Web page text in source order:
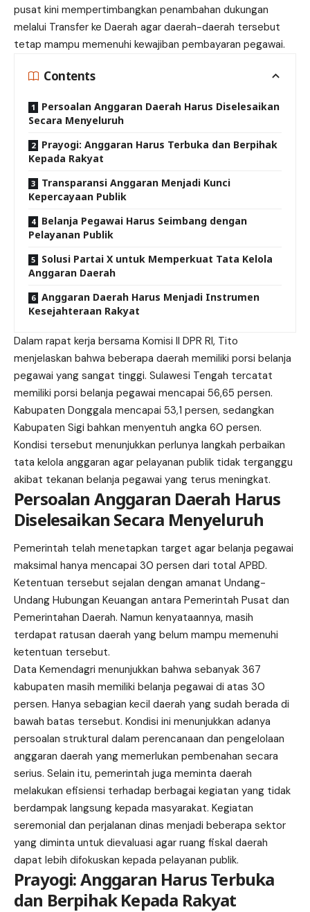
pusat kini mempertimbangkan penambahan dukungan
melalui Transfer ke Daerah agar daerah-daerah tersebut
tetap mampu memenuhi kewajiban pembayaran pegawai.
Contents
Persoalan Anggaran Daerah Harus Diselesaikan
Secara Menyeluruh
Prayogi: Anggaran Harus Terbuka dan Berpihak
Kepada Rakyat
Transparansi Anggaran Menjadi Kunci
Kepercayaan Publik
Belanja Pegawai Harus Seimbang dengan
Pelayanan Publik
Solusi Partai X untuk Memperkuat Tata Kelola
Anggaran Daerah
Anggaran Daerah Harus Menjadi Instrumen
Kesejahteraan Rakyat
Dalam rapat kerja bersama Komisi II DPR RI, Tito
menjelaskan bahwa beberapa daerah memiliki porsi belanja
pegawai yang sangat tinggi. Sulawesi Tengah tercatat
memiliki porsi belanja pegawai mencapai 56,65 persen.
Kabupaten Donggala mencapai 53,1 persen, sedangkan
Kabupaten Sigi bahkan menyentuh angka 60 persen.
Kondisi tersebut menunjukkan perlunya langkah perbaikan
tata kelola anggaran agar pelayanan publik tidak terganggu
akibat tekanan belanja pegawai yang terus meningkat.
Persoalan Anggaran Daerah Harus
Diselesaikan Secara Menyeluruh
Pemerintah telah menetapkan target agar belanja pegawai
maksimal hanya mencapai 30 persen dari total APBD.
Ketentuan tersebut sejalan dengan amanat Undang-
Undang Hubungan Keuangan antara Pemerintah Pusat dan
Pemerintahan Daerah. Namun kenyataannya, masih
terdapat ratusan daerah yang belum mampu memenuhi
ketentuan tersebut.
Data Kemendagri menunjukkan bahwa sebanyak 367
kabupaten masih memiliki belanja pegawai di atas 30
persen. Hanya sebagian kecil daerah yang sudah berada di
bawah batas tersebut. Kondisi ini menunjukkan adanya
persoalan struktural dalam perencanaan dan pengelolaan
anggaran daerah yang memerlukan pembenahan secara
serius. Selain itu, pemerintah juga meminta daerah
melakukan efisiensi terhadap berbagai kegiatan yang tidak
berdampak langsung kepada masyarakat. Kegiatan
seremonial dan perjalanan dinas menjadi beberapa sektor
yang diminta untuk dievaluasi agar ruang fiskal daerah
dapat lebih difokuskan kepada pelayanan publik.
Prayogi: Anggaran Harus Terbuka
dan Berpihak Kepada Rakyat